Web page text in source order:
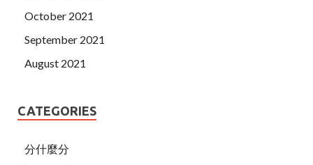
October 2021
September 2021
August 2021
CATEGORIES
分什麼分